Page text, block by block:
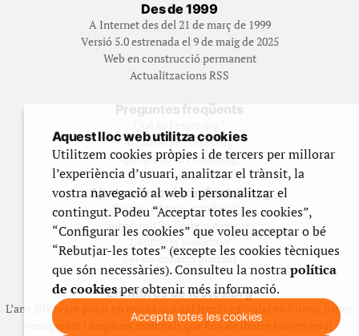
Des de 1999
A Internet des del 21 de març de 1999
Versió 5.0 estrenada el 9 de maig de 2025
Web en construcció permanent
Actualitzacions RSS
Preguntes freqüents
Història de Festes.org
Qui gestiona Festes.org
Ajuda a fer créixer festes.org
Feste’n editor/contribuidor
Subscriu-t’hi/Feste’n mecenes
Contracta publicitat
Fes un donatiu puntual
Els llibres de festes.org
L’any 2012 vam posar en marxa una col·lecció editorial en format paper,
recuperant i ampliant materials que fins aleshores havien estat
Aquest lloc web utilitza cookies
Utilitzem cookies pròpies i de tercers per millorar
l’experiència d’usuari, analitzar el trànsit, la
vostra navegació al web i personalitzar el
contingut. Podeu “Acceptar totes les cookies”,
“Configurar les cookies” que voleu acceptar o bé
“Rebutjar-les totes” (excepte les cookies tècniques
que són necessàries). Consulteu la nostrapolítica
de cookiesper obtenir més informació.
Accepta totes les cookies